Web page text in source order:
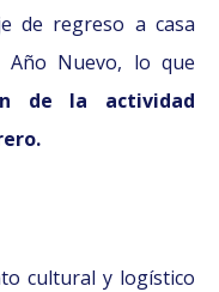
de regreso a casa
Nuevo, lo que
de la actividad
cultural y logístico